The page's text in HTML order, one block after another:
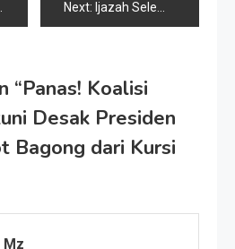
Next: Ijazah Selembar Kertas, Kebohongan Seumur Hidup: Sentilan Semar untuk Petruk
“Panas! Koalisi
Desak Presiden
Bagong dari Kursi
Mz